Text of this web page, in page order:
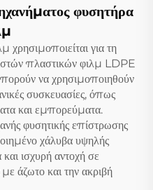
φυσητήρα
για τη
πλαστικών φιλμ LDPE
να χρησιμοποιηθούν
συσκευασίες, όπως
και εμπορεύματα.
φυσητικής επίστρωσης
χάλυβα υψηλής
ισχυρή αντοχή σε
άζωτο και την ακριβή